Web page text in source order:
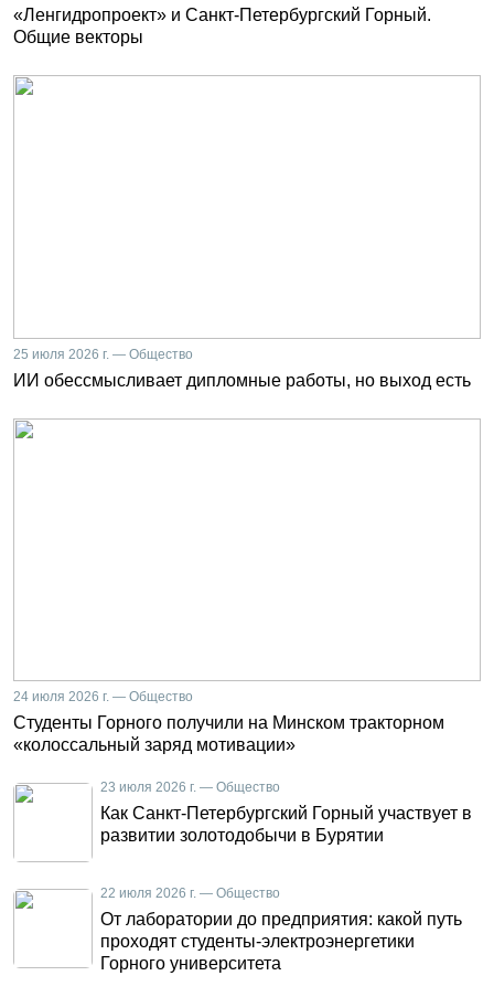
«Ленгидропроект» и Санкт-Петербургский Горный.
Общие векторы
25 июля 2026 г. — Общество
ИИ обессмысливает дипломные работы, но выход есть
24 июля 2026 г. — Общество
Студенты Горного получили на Минском тракторном
«колоссальный заряд мотивации»
23 июля 2026 г. — Общество
Как Санкт-Петербургский Горный участвует в
развитии золотодобычи в Бурятии
22 июля 2026 г. — Общество
От лаборатории до предприятия: какой путь
проходят студенты-электроэнергетики
Горного университета